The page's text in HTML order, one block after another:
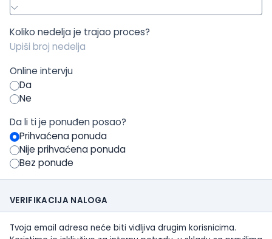
Koliko nedelja je trajao proces?
Online intervju
Da
Ne
Da li ti je ponuđen posao?
Prihvaćena ponuda
Nije prihvaćena ponuda
Bez ponude
VERIFIKACIJA NALOGA
Tvoja email adresa neće biti vidljiva drugim korisnicima.